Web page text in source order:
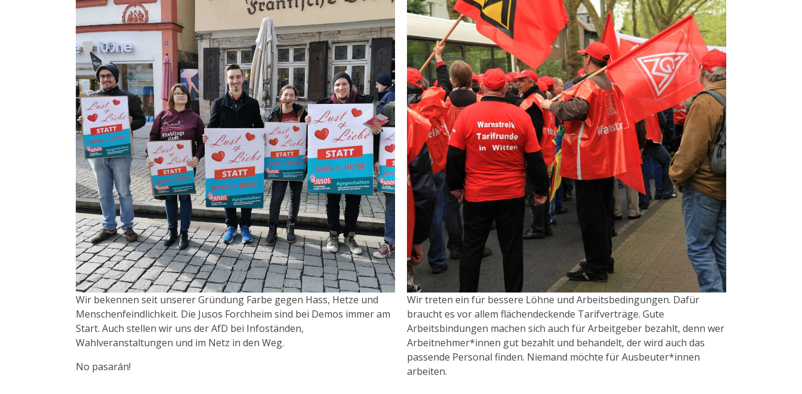
Wir bekennen seit unserer Gründung Farbe gegen Hass, Hetze und
Menschenfeindlichkeit. Die Jusos Forchheim sind bei Demos immer am
Start. Auch stellen wir uns der AfD bei Infoständen,
Wahlveranstaltungen und im Netz in den Weg.
No pasarán!
Wir treten ein für bessere Löhne und Arbeitsbedingungen. Dafür
braucht es vor allem flächendeckende Tarifverträge. Gute
Arbeitsbindungen machen sich auch für Arbeitgeber bezahlt, denn wer
Arbeitnehmer*innen gut bezahlt und behandelt, der wird auch das
passende Personal finden. Niemand möchte für Ausbeuter*innen
arbeiten.